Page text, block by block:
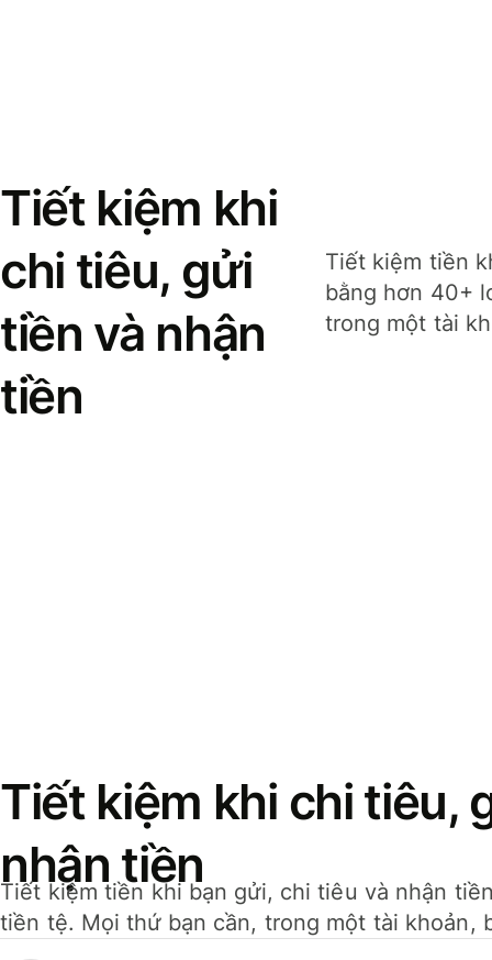
Tiết kiệm khi
chi tiêu, gửi
tiền và nhận
tiền
Tiết kiệm tiền
bằng hơn 40+
trong một tài
Tiết kiệm khi chi tiêu,
nhận tiền
Tiết kiệm tiền khi bạn gửi, chi tiêu và nhận
tiền tệ. Mọi thứ bạn cần, trong một tài khoản,